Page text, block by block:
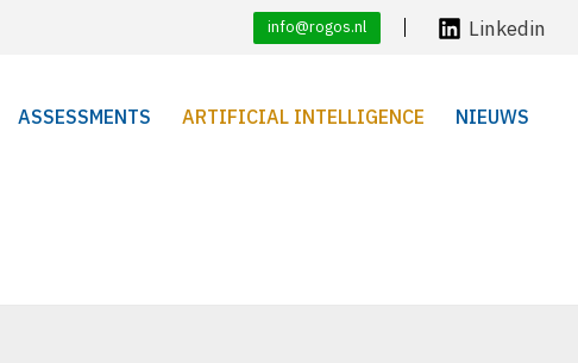
info@rogos.nl Linkedin
ASSESSMENTS ARTIFICIAL INTELLIGENCE NIEUWS